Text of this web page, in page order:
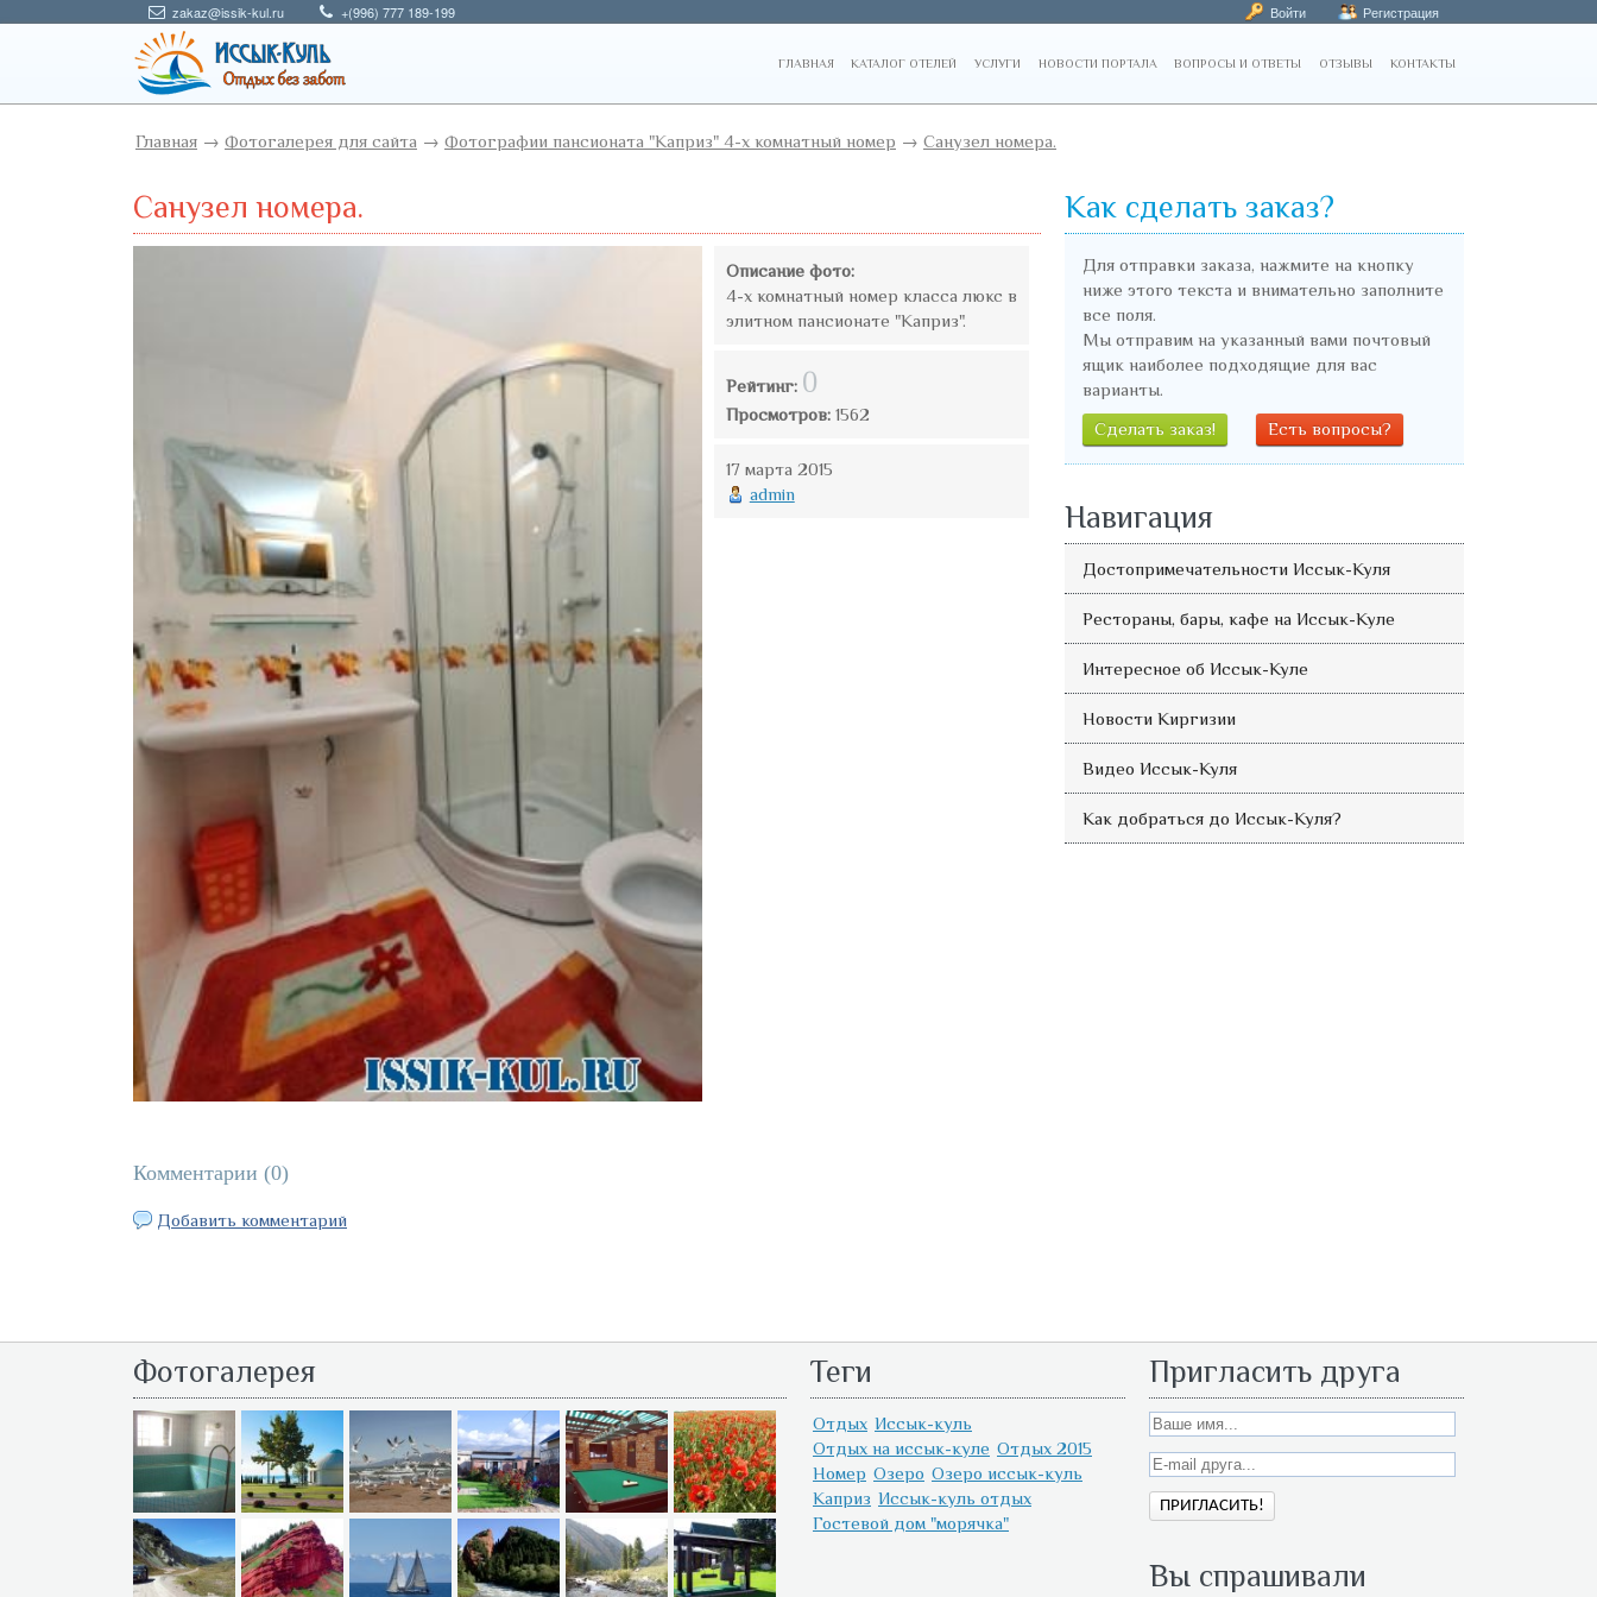
zakaz@issik-kul.ru +(996) 777 189-199 Войти Регистрация
ГЛАВНАЯ КАТАЛОГ ОТЕЛЕЙ УСЛУГИ НОВОСТИ ПОРТАЛА ВОПРОСЫ И ОТВЕТЫ ОТЗЫВЫ КОНТАКТЫ
Главная → Фотогалерея для сайта → Фотографии пансионата "Каприз" 4-х комнатный номер → Санузел номера.
Санузел номера.
Описание фото:
4-х комнатный номер класса люкс в
элитном пансионате "Каприз".
Рейтинг: 0
Просмотров: 1562
17 марта 2015
admin
Комментарии (0)
Добавить комментарий
Как сделать заказ?
Для отправки заказа, нажмите на кнопку
ниже этого текста и внимательно заполните
все поля.
Мы отправим на указанный вами почтовый
ящик наиболее подходящие для вас
варианты.
Сделать заказ!
Есть вопросы?
Навигация
Достопримечательности Иссык-Куля
Рестораны, бары, кафе на Иссык-Куле
Интересное об Иссык-Куле
Новости Киргизии
Видео Иссык-Куля
Как добраться до Иссык-Куля?
Фотогалерея Теги
Отдых Иссык-куль
Отдых на иссык-куле Отдых 2015
Номер Озеро Озеро иссык-куль
Каприз Иссык-куль отдых
Гостевой дом "морячка"
Пригласить друга
Вы спрашивали